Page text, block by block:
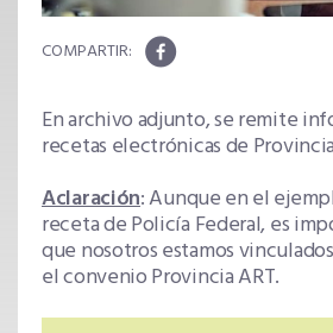
En archivo adjunto, se remite
recetas electrónicas de
Aclaración: Aunque en el
receta de Policía Federal, es
que nosotros estamos
el convenio Provincia ART.